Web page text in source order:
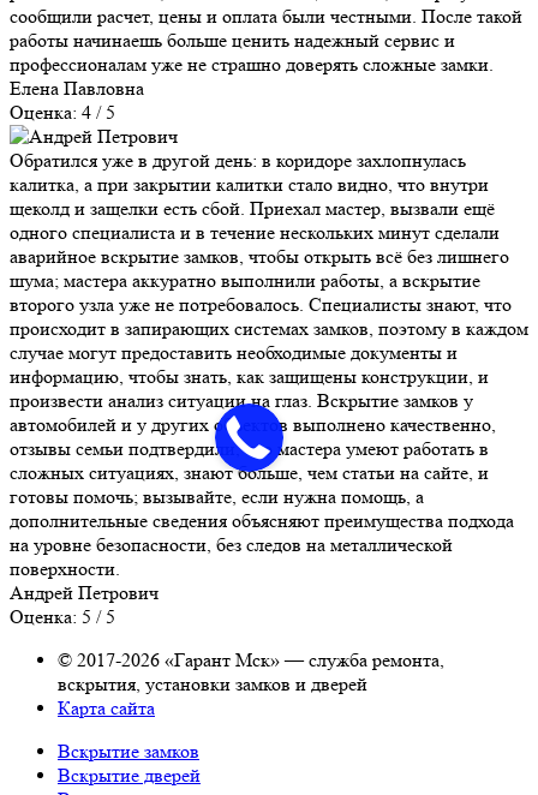
сообщили расчет, цены и оплата были честными. После такой
работы начинаешь больше ценить надежный сервис и
профессионалам уже не страшно доверять сложные замки.
Елена Павловна
Оценка: 4 / 5
Обратился уже в другой день: в коридоре захлопнулась
калитка, а при закрытии калитки стало видно, что внутри
щеколд и защелки есть сбой. Приехал мастер, вызвали ещё
одного специалиста и в течение нескольких минут сделали
аварийное вскрытие замков, чтобы открыть всё без лишнего
шума; мастера аккуратно выполнили работы, а вскрытие
второго узла уже не потребовалось. Специалисты знают, что
происходит в запирающих системах замков, поэтому в каждом
случае могут предоставить необходимые документы и
информацию, чтобы знать, как защищены конструкции, и
произвести анализ ситуации на глаз. Вскрытие замков у
автомобилей и у других объектов выполнено качественно,
отзывы семьи подтвердили, что мастера умеют работать в
сложных ситуациях, знают больше, чем статьи на сайте, и
готовы помочь; вызывайте, если нужна помощь, а
дополнительные сведения объясняют преимущества подхода
на уровне безопасности, без следов на металлической
поверхности.
Андрей Петрович
Оценка: 5 / 5
© 2017-2026 «Гарант Мск» — служба ремонта,
вскрытия, установки замков и дверей
Карта сайта
Вскрытие замков
Вскрытие дверей